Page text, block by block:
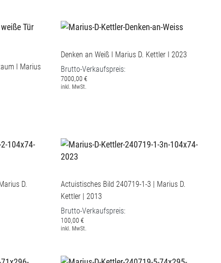
I Marius
Denken an Weiß I Marius D. Kettler I 2023
Brutto-Verkaufspreis:
7000,00 €
inkl. MwSt.
D.
Actuistisches Bild 240719-1-3 | Marius D.
Kettler | 2013
Brutto-Verkaufspreis:
100,00 €
inkl. MwSt.